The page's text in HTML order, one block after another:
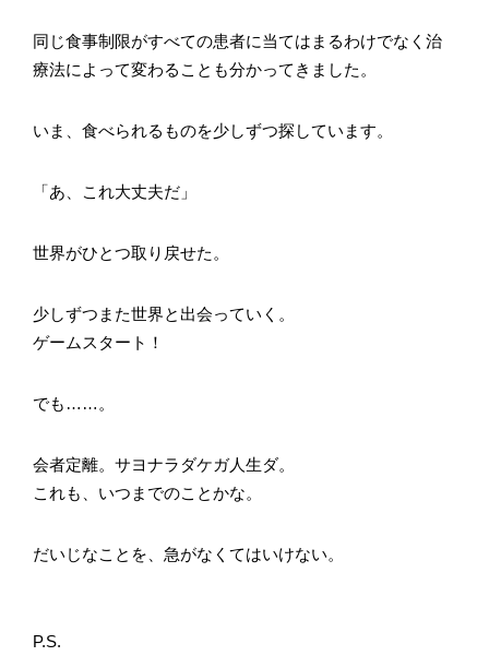
同じ食事制限がすべての患者に当てはまるわけでなく治
療法によって変わることも分かってきました。
いま、食べられるものを少しずつ探しています。
「あ、これ大丈夫だ」
世界がひとつ取り戻せた。
少しずつまた世界と出会っていく。
ゲームスタート！
でも……。
会者定離。サヨナラダケガ人生ダ。
これも、いつまでのことかな。
だいじなことを、急がなくてはいけない。
P.S.